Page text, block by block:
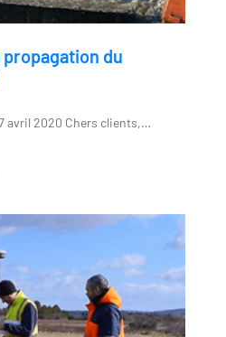
du
avril 2020 Chers clients,…